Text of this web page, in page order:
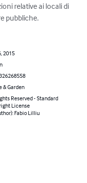
relative ai locali di
pubbliche.
2015
& Garden
Reserved - Standard
License
Fabio Lilliu